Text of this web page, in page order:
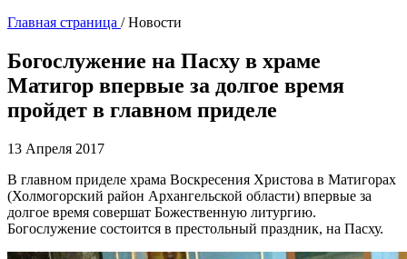
Главная страница /Новости
Богослужение на Пасху в храме
Матигор впервые за долгое время
пройдет в главном приделе
13 Апреля 2017
В главном приделе храма Воскресения Христова в Матигорах
(Холмогорский район Архангельской области) впервые за
долгое время совершат Божественную литургию.
Богослужение состоится в престольный праздник, на Пасху.